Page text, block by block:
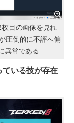
目の画像を見れ
圧倒的に不評へ偏
異常である
ている技が存在